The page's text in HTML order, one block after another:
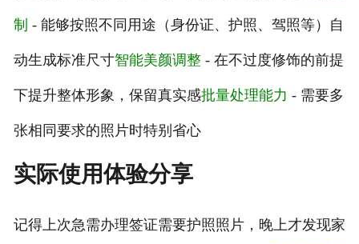
制 - 能够按照不同用途（身份证、护照、驾照等）自
动生成标准尺寸智能美颜调整- 在不过度修饰的前提
下提升整体形象，保留真实感批量处理能力 - 需要多
张相同要求的照片时特别省心
实际使用体验分享
记得上次急需办理签证需要护照照片，晚上才发现家